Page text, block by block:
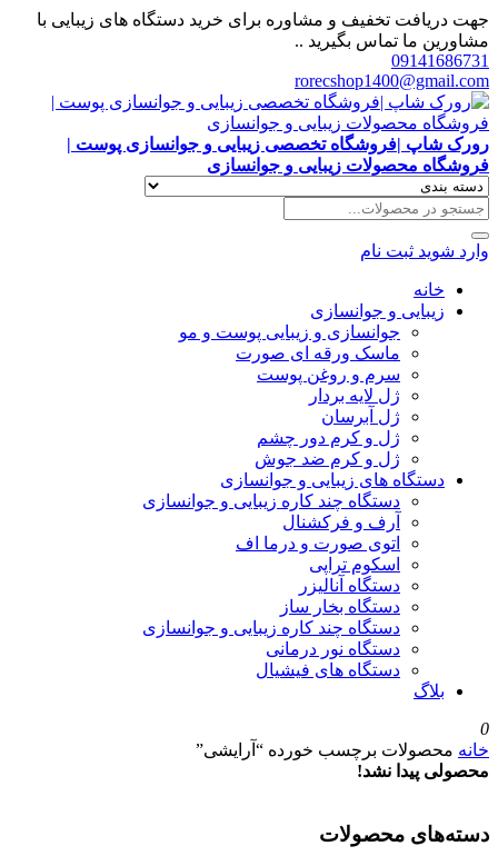
جهت دریافت تخفیف و مشاوره برای خرید دستگاه های زیبایی با
مشاورین ما تماس بگیرید ..
09141686731
rorecshop1400@gmail.com
رورک شاپ |فروشگاه تخصصی زیبایی و جوانسازی پوست |
فروشگاه محصولات زیبایی و جوانسازی
وارد شوید ثبت نام
خانه
زیبایی و جوانسازی
جوانسازی و زیبایی پوست و مو
ماسک ورقه ای صورت
سرم و روغن پوست
ژل لایه بردار
ژل آبرسان
ژل و کرم دور چشم
ژل و کرم ضد جوش
دستگاه های زیبایی و جوانسازی
دستگاه چند کاره زیبایی و جوانسازی
آرف و فرکشنال
اتوی صورت و درما اف
اسکوم تراپی
دستگاه آنالیزر
دستگاه بخار ساز
دستگاه چند کاره زیبایی و جوانسازی
دستگاه نور درمانی
دستگاه های فیشیال
بلاگ
0
خانه محصولات برچسب خورده “آرایشی”
محصولی پیدا نشد!
دسته‌های محصولات